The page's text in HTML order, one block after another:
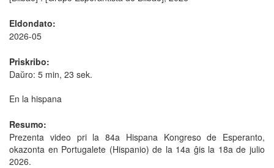
Eldondato:
2026-05
Priskribo:
Daŭro: 5 min, 23 sek.
En la hispana
Resumo:
Prezenta video pri la 84a Hispana Kongreso de Esperanto,
okazonta en Portugalete (Hispanio) de la 14a ĝis la 18a de julio
2026.